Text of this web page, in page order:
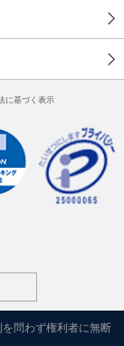
に基づく表示
問わず権利者に無断